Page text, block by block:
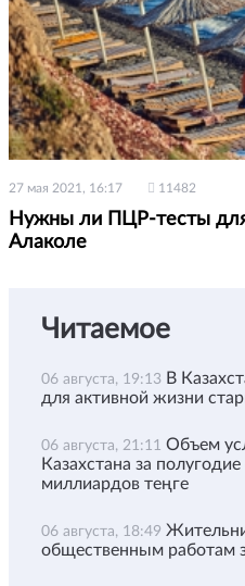
27 мая 2021, 16:17 11482
Нужны ли ПЦР-тесты
Алаколе
Читаемое
06 августа, 19:13 В
для активной жизни
06 августа, 21:11 Объем
Казахстана за
миллиардов теңге
06 августа, 18:49
общественным работам